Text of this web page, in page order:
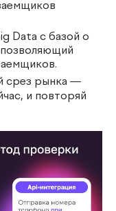
Data с базой о
позволяющий
срез рынка —
и повторяй